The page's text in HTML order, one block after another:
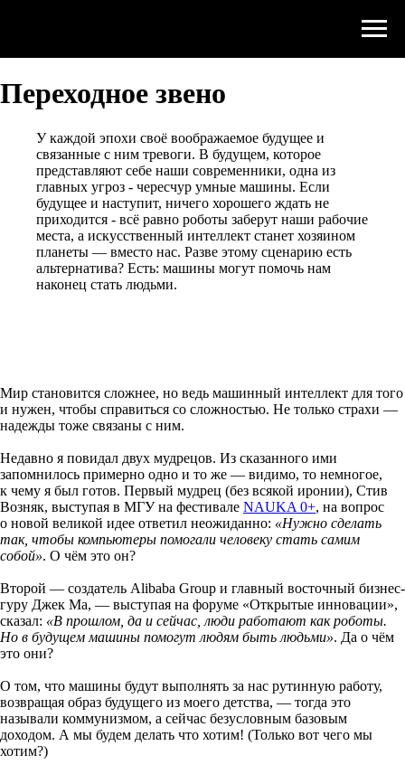
Переходное звено
У каждой эпохи своё воображаемое будущее и
связанные с ним тревоги. В будущем, которое
представляют себе наши современники, одна из
главных угроз - чересчур умные машины. Если
будущее и наступит, ничего хорошего ждать не
приходится - всё равно роботы заберут наши рабочие
места, а искусственный интеллект станет хозяином
планеты — вместо нас. Разве этому сценарию есть
альтернатива? Есть: машины могут помочь нам
наконец стать людьми.
Мир становится сложнее, но ведь машинный интеллект для того
и нужен, чтобы справиться со сложностью. Не только страхи —
надежды тоже связаны с ним.
Недавно я повидал двух мудрецов. Из сказанного ими
запомнилось примерно одно и то же — видимо, то немногое,
к чему я был готов. Первый мудрец (без всякой иронии), Стив
Возняк, выступая в МГУ на фестивале NAUKA 0+, на вопрос
о новой вели­кой идее ответил неожиданно: «Нужно сделать
так, чтобы компьютеры помогали человеку стать самим
собой». О чём это он?
Второй — создатель Alibaba Group и главный восточный бизнес-​
гуру Джек Ма, — выступая на форуме «Открытые инновации»,
сказал: «В прошлом, да и сейчас, люди работают как роботы.
Но в будущем машины помогут людям быть людьми». Да о чём
это они?
О том, что машины будут выполнять за нас рутинную работу,
возвращая образ будущего из моего детства, — тогда это
называли коммунизмом, а сейчас безусловным базовым
доходом. А мы будем делать что хотим! (Только вот чего мы
хотим?)